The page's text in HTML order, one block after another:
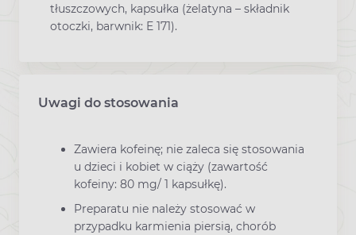
tłuszczowych, kapsułka (żelatyna – składnik
otoczki, barwnik: E 171).
Uwagi do stosowania
Zawiera kofeinę; nie zaleca się stosowania
u dzieci i kobiet w ciąży (zawartość
kofeiny: 80 mg/ 1 kapsułkę).
Preparatu nie należy stosować w
przypadku karmienia piersią, chorób